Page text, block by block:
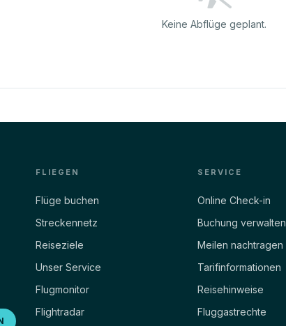
Keine Abflüge geplant.
FLIEGEN
Flüge buchen
Streckennetz
Reiseziele
Unser Service
Flugmonitor
Flightradar
SERVICE
Online Check-in
Buchung verwalten
Meilen nachtragen
Tarifinformationen
Reisehinweise
Fluggastrechte